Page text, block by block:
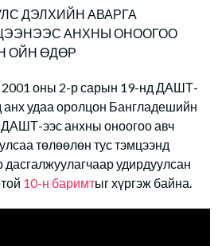
ДЭЛХИЙН АВАРГА
АНХНЫ ОНООГОО
ОЙН ӨДӨР
оны 2-р сарын 19-нд ДАШТ-
анх удаа оролцон Бангладешийн
ДАШТ-ээс анхны оноогоо авч
төлөөлөн тус тэмцээнд
удирдуулсан
10-н баримтыг хүргэж байна.